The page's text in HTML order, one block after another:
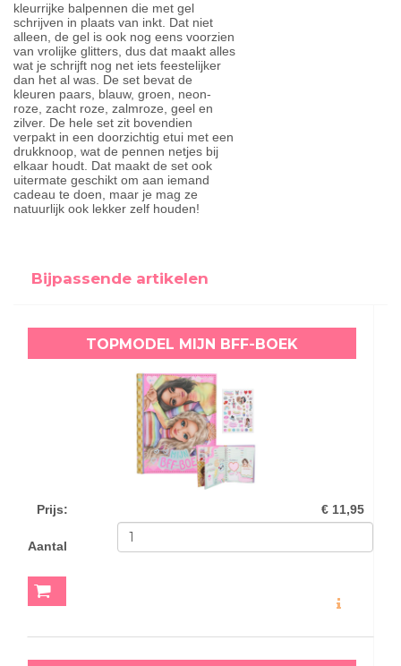
kleurrijke balpennen die met gel
schrijven in plaats van inkt. Dat niet
alleen, de gel is ook nog eens voorzien
van vrolijke glitters, dus dat maakt alles
wat je schrijft nog net iets feestelijker
dan het al was. De set bevat de
kleuren paars, blauw, groen, neon-
roze, zacht roze, zalmroze, geel en
zilver. De hele set zit bovendien
verpakt in een doorzichtig etui met een
drukknoop, wat de pennen netjes bij
elkaar houdt. Dat maakt de set ook
uitermate geschikt om aan iemand
cadeau te doen, maar je mag ze
natuurlijk ook lekker zelf houden!
Bijpassende artikelen
TOPMODEL MIJN BFF-BOEK
Prijs: € 11,95
Aantal